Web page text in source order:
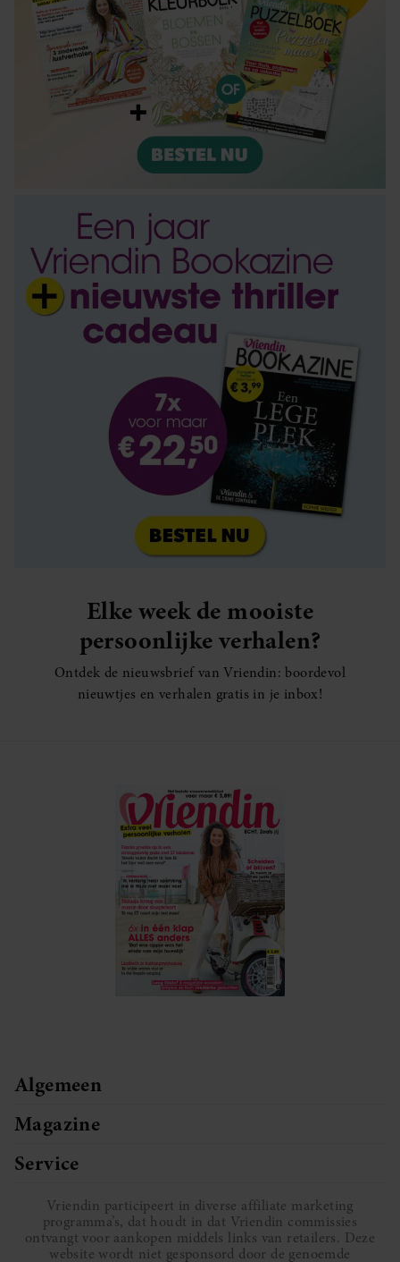
verzameld op basis van uw gebruik van hun services. U
gaat akkoord met onze cookies als u onze website blijft
gebruiken.
Elke week de mooiste
persoonlijke verhalen?
Ontdek de nieuwsbrief van Vriendin: boordevol
nieuwtjes en verhalen gratis in je inbox!
Algemeen
Magazine
Service
Vriendin participeert in diverse affiliate marketing
programma’s, dat houdt in dat Vriendin commissies
ontvangt voor aankopen middels links van retailers. Deze
website wordt niet gesponsord door de genoemde